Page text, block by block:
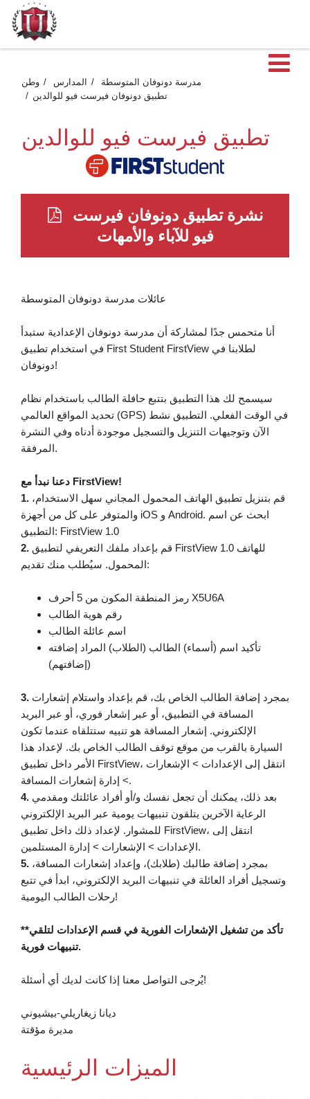
وطن المدارس
مدرسة دونوفان المتوسطة
تطبيق دونوفان فيرست فيو للوالدين
نشرة تطبيق دونوفان فيرست
فيو للآباء والأمهات
عائلات مدرسة دونوفان المتوسطة
أنا متحمس جدًا لمشاركة أن مدرسة دونوفان الإعدادية ستبدأ
في استخدام تطبيق First Student FirstView لطلابنا في
دونوفان!
سيسمح لك هذا التطبيق بتتبع حافلة الطالب باستخدام نظام
تحديد المواقع العالمي (GPS) في الوقت الفعلي. التطبيق نشط
الآن وتوجيهات التنزيل والتسجيل موجودة أدناه وفي النشرة
المرفقة.
دعنا نبدأ مع FirstView!
1. قم بتنزيل تطبيق الهاتف المحمول المجاني سهل الاستخدام،
والمتوفر على كل من أجهزة iOS و Android. ابحث عن اسم
التطبيق: FirstView 1.0
2. قم بإعداد ملفك التعريفي لتطبيق FirstView 1.0 للهاتف
المحمول. سيُطلب منك تقديم:
رمز المنطقة المكون من 5 أحرف X5U6A
رقم هوية الطالب
اسم عائلة الطالب
تأكيد اسم (أسماء) الطالب (الطلاب) المراد إضافته
(إضافتهم)
3.
المسافة في التطبيق، أو عبر إشعار فوري، أو عبر البريد
الإلكتروني. إشعار المسافة هو تنبيه ستتلقاه عندما تكون
السيارة بالقرب من موقع توقف الطالب الخاص بك. لإعداد هذا
الأمر داخل تطبيق FirstView، انتقل إلى الإعدادات > الإشعارات
> إدارة إشعارات المسافة.
4.
الرعاية الآخرين يتلقون تنبيهات يومية عبر البريد الإلكتروني
للمشوار. لإعداد ذلك داخل تطبيق FirstView، انتقل إلى
الإعدادات > الإشعارات > إدارة المستلمين.
5.
وتسجيل أفراد العائلة في تنبيهات البريد الإلكتروني، ابدأ في تتبع
رحلات الطالب اليومية!
**تأكد من تشغيل الإشعارات الفورية في قسم الإعدادات لتلقي
تنبيهات فورية.
يُرجى التواصل معنا إذا كانت لديك أي أسئلة!
ديانا زيغاريلي-بيشيوني
مديرة مؤقتة
الميزات الرئيسية